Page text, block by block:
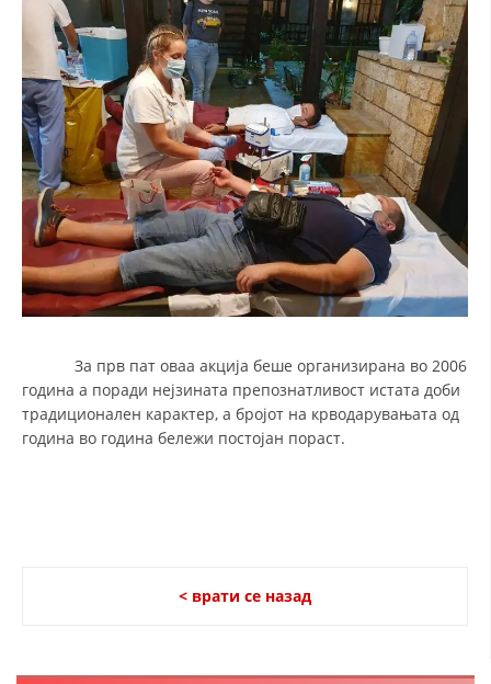
За прв пат оваа акција беше организирана во 2006
година а поради нејзината препознатливост истата доби
традиционален карактер, а бројот на крводарувањата од
година во година бележи постојан пораст.
< врати се назад